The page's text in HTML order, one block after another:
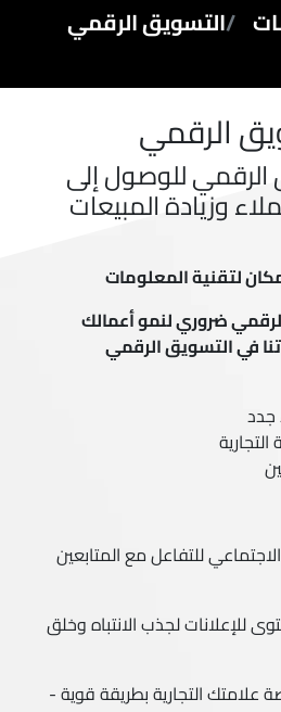
التسويق الرقمي
الرقمي
الرقمي للوصول إلى
وزيادة المبيعات
لتقنية المعلومات
ضروري لنمو أعمالك
في التسويق الرقمي
جدد
للتفاعل مع المتابعين
للإعلانات لجذب الانتباه وخلق
علامتك التجارية بطريقة قوية -